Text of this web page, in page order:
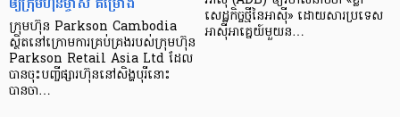
ក្រុមហ៊ុន Parkson Cambodia
ស្ថិតនៅក្រោមការគ្រប់គ្រងរបស់ក្រុមហ៊ុន
Parkson Retail Asia Ltd ដែល
បានចុះបញ្ចីផ្សារហ៊ុននៅសិង្ហបុរីនោះ
បានចា…
សេដ្ឋកិច្ច​ថ្មី​នៃ​អាស៊ី» ដោយសារ​ប្រទេស​
អាស៊ី​អាគ្នេយ៍​មួយ​ន…